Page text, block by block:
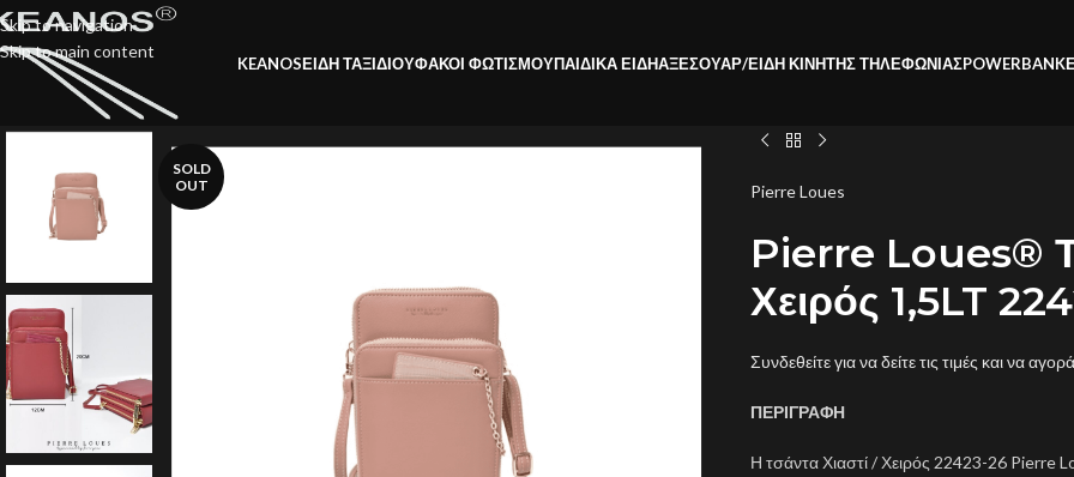
Skip to navigation
Skip to main content
KEANOSΕΙΔΗ ΤΑΞΙΔΙΟΥΦΑΚΟΙ ΦΩΤΙΣΜΟΥΠΑΙΔΙΚΑ ΕΙΔΗΑΞΕΣΟΥΑΡ/ΕΙΔΗ ΚΙΝΗΤΗΣ ΤΗΛΕΦΩΝΙΑΣPOWERBANK
SOLD
OUT
Pierre Loues
Pierre Loues®
Χειρός 1,5LT
Συνδεθείτε για να δείτε τις τιμές και να
ΠΕΡΙΓΡΑΦΗ
Η τσάντα Χιαστί / Χειρός 22423-26 Pierre